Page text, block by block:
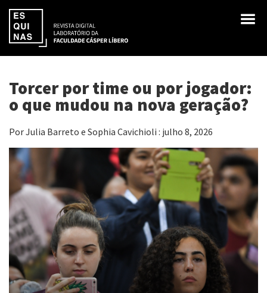
Torcer por time ou por jogador:
o que mudou na nova geração?
Por Julia Barreto e Sophia Cavichioli : julho 8, 2026